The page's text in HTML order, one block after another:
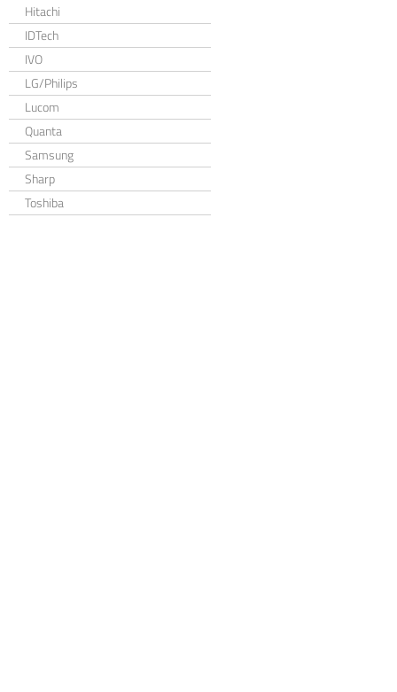
Hitachi
IDTech
IVO
LG/Philips
Lucom
Quanta
Samsung
Sharp
Toshiba